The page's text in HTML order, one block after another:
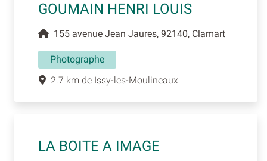
GOUMAIN HENRI LOUIS
155 avenue Jean Jaures, 92140, Clamart
Photographe
2.7 km de Issy-les-Moulineaux
LA BOITE A IMAGE